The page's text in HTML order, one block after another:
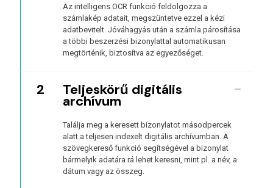
Az intelligens OCR funkció feldolgozza a
számlakép adatait, megszüntetve ezzel a kézi
adatbevitelt. Jóváhagyás után a számla párosítása
a többi beszerzési bizonylattal automatikusan
megtörténik, biztosítva az egyezőséget.
2 Teljeskörű digitális
archívum
Találja meg a keresett bizonylatot másodpercek
alatt a teljesen indexelt digitális archívumban. A
szövegkereső funkció segítségével a bizonylat
bármelyik adatára rá lehet keresni, mint pl. a név, a
dátum vagy az összeg.